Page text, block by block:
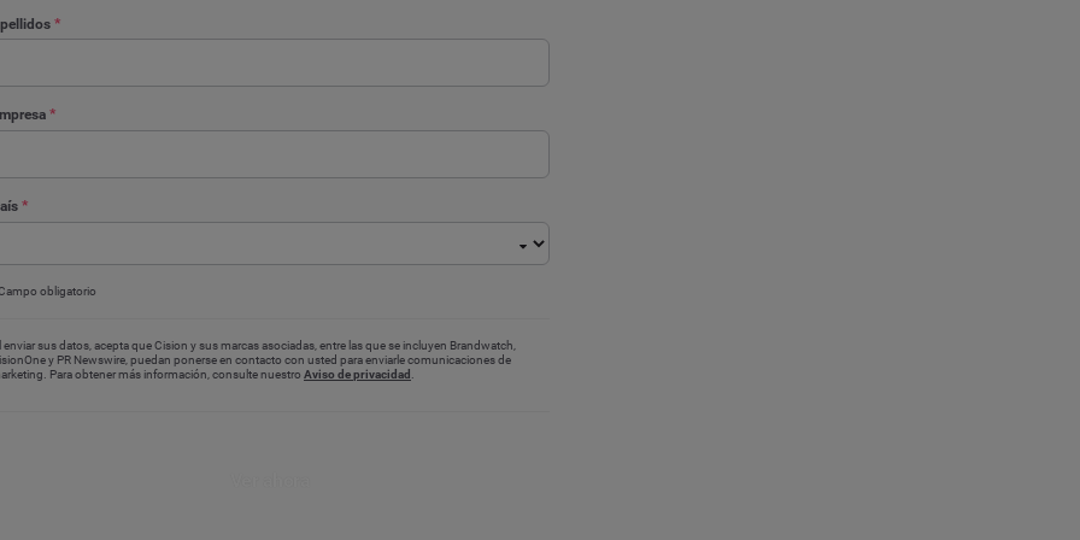
*
*
*
obligatorio
enviar sus datos, acepta que Cision y sus marcas asociadas, entre las que se incluyen Brandwatch,
y PR Newswire, puedan ponerse en contacto con usted para enviarle comunicaciones de
Para obtener más información, consulte nuestro Aviso de privacidad .